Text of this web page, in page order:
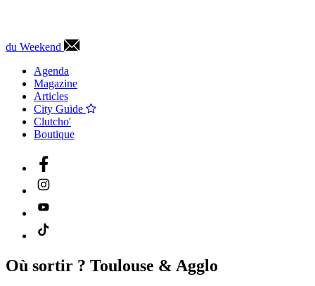
du Weekend
Agenda
Magazine
Articles
City Guide
Clutcho'
Boutique
Où sortir ? Toulouse & Agglo